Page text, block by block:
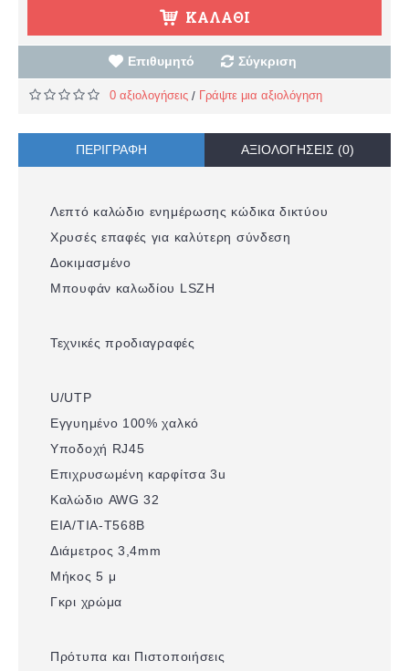
ΚΑΛΆΘΙ
Επιθυμητό Σύγκριση
0 αξιολογήσεις / Γράψτε μια αξιολόγηση
ΠΕΡΙΓΡΑΦΉ ΑΞΙΟΛΟΓΉΣΕΙΣ (0)
Λεπτό καλώδιο ενημέρωσης κώδικα δικτύου
Χρυσές επαφές για καλύτερη σύνδεση
Δοκιμασμένο
Μπουφάν καλωδίου LSZH
Τεχνικές προδιαγραφές
U/UTP
Εγγυημένο 100% χαλκό
Υποδοχή RJ45
Επιχρυσωμένη καρφίτσα 3u
Καλώδιο AWG 32
EIA/TIA-T568B
Διάμετρος 3,4mm
Μήκος 5 μ
Γκρι χρώμα
Πρότυπα και Πιστοποιήσεις